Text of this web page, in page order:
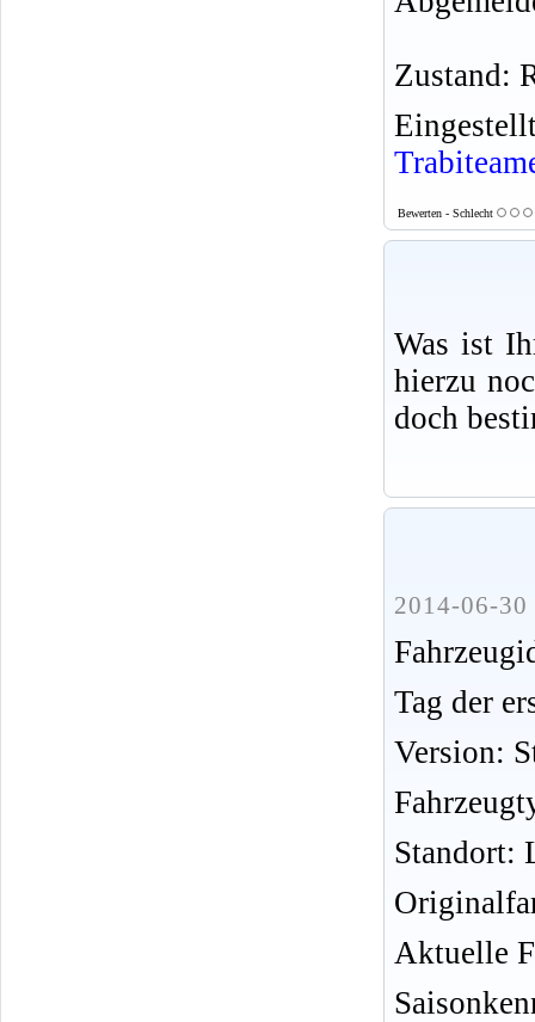
Zustand:
Bewerten - Schlecht
Was ist
hierzu
doch
2014-06-30
Tag der
Version:
Standort:
Aktuelle